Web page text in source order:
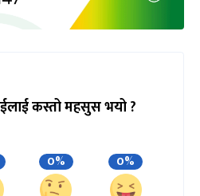
कस्तो महसुस भयो ?
0% 0%